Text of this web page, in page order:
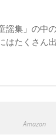
謡集」の中
はたくさん
Amazon